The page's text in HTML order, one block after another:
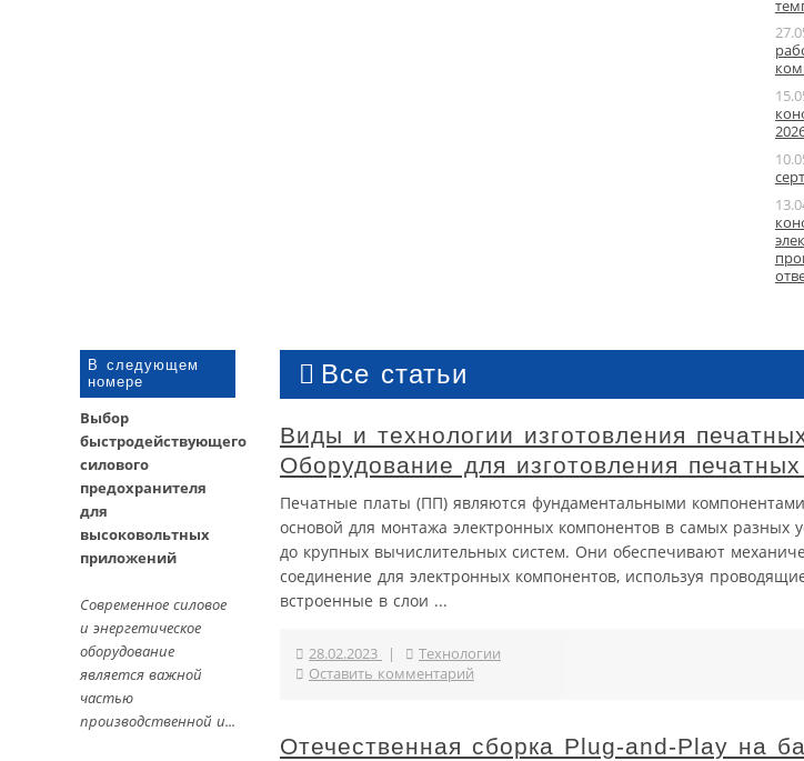
В следующем
номере
Выбор
быстродействующего
силового
предохранителя
для
высоковольтных
приложений
Современное силовое
и энергетическое
оборудование
является важной
частью
производственной и...
Все статьи
Виды и технологии изготовления
Оборудование для изготовления
Печатные платы (ПП) являются фундаментальными
основой для монтажа электронных компонентов в самых разных
до крупных вычислительных систем. Они обеспечивают
соединение для электронных компонентов, используя
встроенные в слои ...
28.02.2023 |
Технологии
Оставить комментарий
Отечественная сборка Plug-and-Play на